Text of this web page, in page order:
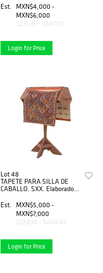
Decorado con elementos
florales, vegetales. 360 x
270 cm
Est.
MXN$4,000 -
MXN$6,000
$231.35 - $347.02
Login for Price
Lot 48
TAPETE PARA SILLA DE
CABALLO. SXX. Elaborado a
algodón. Decorado con
elementos vegetales,
florales.
Est.
MXN$5,000 -
MXN$7,000
$289.18 - $404.86
Login for Price